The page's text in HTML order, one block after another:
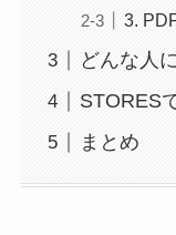
3.
どんな人
STORES
まとめ